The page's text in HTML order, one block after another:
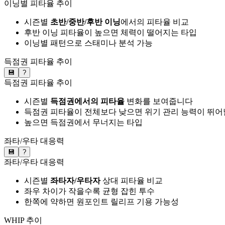
이닝별 피타율 추이
시즌별 초반/중반/후반 이닝에서의 피타율 비교
후반 이닝 피타율이 높으면 체력이 떨어지는 타입
이닝별 패턴으로 스태미나 분석 가능
득점권 피타율 추이
💾 ?
득점권 피타율 추이
시즌별 득점권에서의 피타율 변화를 보여줍니다
득점권 피타율이 전체보다 낮으면 위기 관리 능력이 뛰어
높으면 득점권에서 무너지는 타입
좌타/우타 대응력
💾 ?
좌타/우타 대응력
시즌별 좌타자/우타자상대 피타율 비교
좌우 차이가 작을수록 균형 잡힌 투수
한쪽에 약하면 원포인트 릴리프 기용 가능성
WHIP 추이